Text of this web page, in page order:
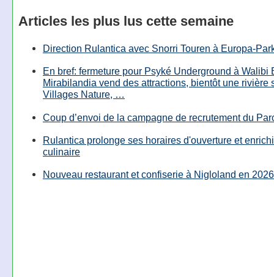
Articles les plus lus cette semaine
Direction Rulantica avec Snorri Touren à Europa-
En bref: fermeture pour Psyké Underground à Walibi
Mirabilandia vend des attractions, bientôt une rivière
Villages Nature, …
Coup d’envoi de la campagne de recrutement du
Rulantica prolonge ses horaires d'ouverture et
culinaire
Nouveau restaurant et confiserie à Nigloland en 2026